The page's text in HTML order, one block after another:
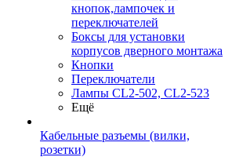
кнопок,лампочек и
переключателей
Боксы для установки
корпусов дверного монтажа
Кнопки
Переключатели
Лампы CL2-502, CL2-523
Ещё
Кабельные разъемы (вилки,
розетки)